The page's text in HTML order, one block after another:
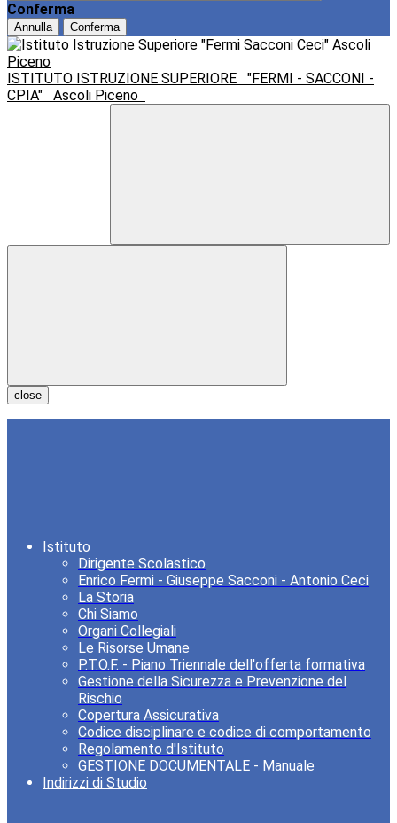
Conferma
Annulla Conferma
ISTITUTO ISTRUZIONE SUPERIORE
"FERMI - SACCONI -
CPIA"
Ascoli Piceno
close
Istituto
Dirigente Scolastico
Enrico Fermi - Giuseppe Sacconi - Antonio Ceci
La Storia
Chi Siamo
Organi Collegiali
Le Risorse Umane
P.T.O.F. - Piano Triennale dell'offerta formativa
Gestione della Sicurezza e Prevenzione del
Rischio
Copertura Assicurativa
Codice disciplinare e codice di comportamento
Regolamento d'Istituto
GESTIONE DOCUMENTALE - Manuale
Indirizzi di Studio